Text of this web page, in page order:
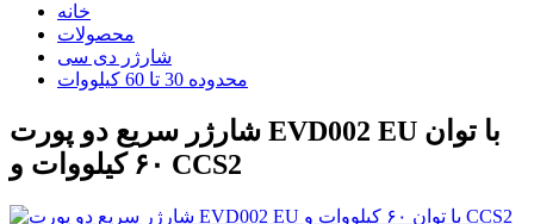
خانه
محصولات
شارژر دی سی
محدوده 30 تا 60 کیلووات
شارژر سریع دو پورت EVD002 EU با توان
۶۰ کیلووات و CCS2